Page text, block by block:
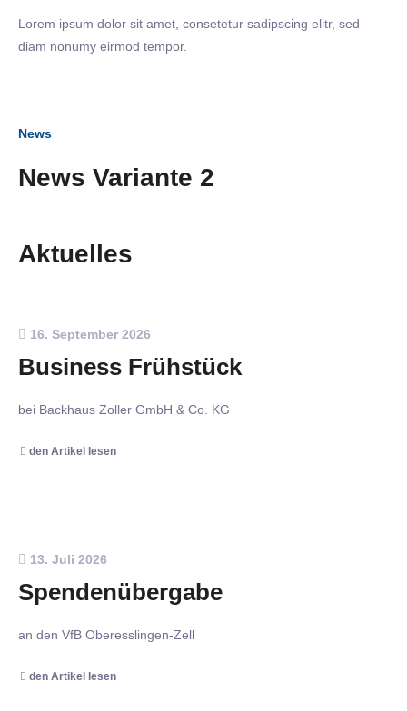
Lorem ipsum dolor sit amet, consetetur sadipscing elitr, sed
diam nonumy eirmod tempor.
News
News Variante 2
Aktuelles
16. September 2026
Business Frühstück
bei Backhaus Zoller GmbH & Co. KG
den Artikel lesen
13. Juli 2026
Spendenübergabe
an den VfB Oberesslingen-Zell
den Artikel lesen